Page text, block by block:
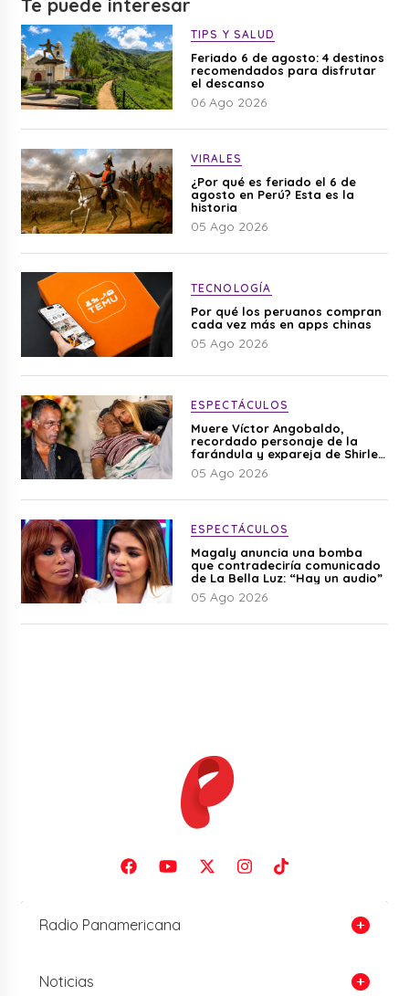
Te puede interesar
TIPS Y SALUD
Feriado 6 de agosto: 4 destinos
recomendados para disfrutar
el descanso
06 Ago 2026
VIRALES
¿Por qué es feriado el 6 de
agosto en Perú? Esta es la
historia
05 Ago 2026
TECNOLOGÍA
Por qué los peruanos compran
cada vez más en apps chinas
05 Ago 2026
ESPECTÁCULOS
Muere Víctor Angobaldo,
recordado personaje de la
farándula y expareja de Shirley
Cherres
05 Ago 2026
ESPECTÁCULOS
Magaly anuncia una bomba
que contradeciría comunicado
de La Bella Luz: “Hay un audio”
05 Ago 2026
Radio Panamericana
Noticias